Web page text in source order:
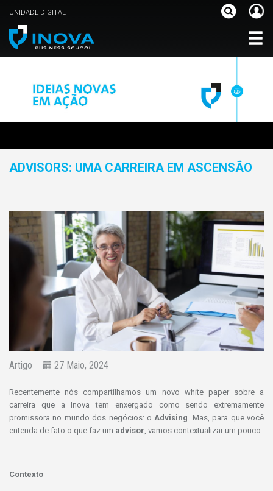
UNIDADE DIGITAL
ADVISORS: UMA CARREIRA EM ASCENSÃO
Artigo 27 Maio, 2024
Recentemente nós compartilhamos um novo white paper sobre a
carreira que a Inova tem enxergado como sendo extremamente
promissora no mundo dos negócios: oAdvising. Mas, para que você
entenda de fato o que faz um advisor, vamos contextualizar um pouco.
Contexto